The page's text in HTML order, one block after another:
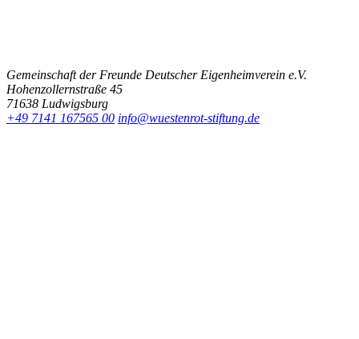
Gemeinschaft der Freunde Deutscher Eigenheimverein e.V.
Hohenzollernstraße 45
71638 Ludwigsburg
+49 7141 167565 00 info@wuestenrot-stiftung.de